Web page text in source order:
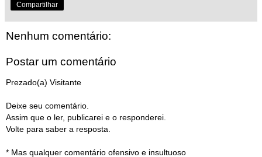
Compartilhar
Nenhum comentário:
Postar um comentário
Prezado(a) Visitante
Deixe seu comentário.
Assim que o ler, publicarei e o responderei.
Volte para saber a resposta.
* Mas qualquer comentário ofensivo e insultuoso